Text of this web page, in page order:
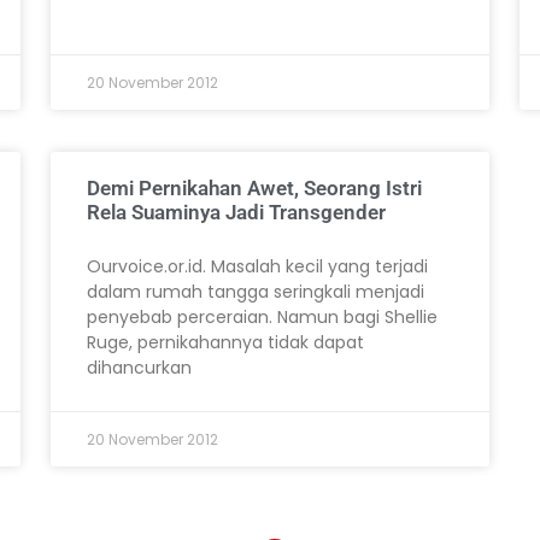
20 November 2012
Demi Pernikahan Awet, Seorang Istri
Rela Suaminya Jadi Transgender
Ourvoice.or.id. Masalah kecil yang terjadi
dalam rumah tangga seringkali menjadi
penyebab perceraian. Namun bagi Shellie
Ruge, pernikahannya tidak dapat
dihancurkan
20 November 2012